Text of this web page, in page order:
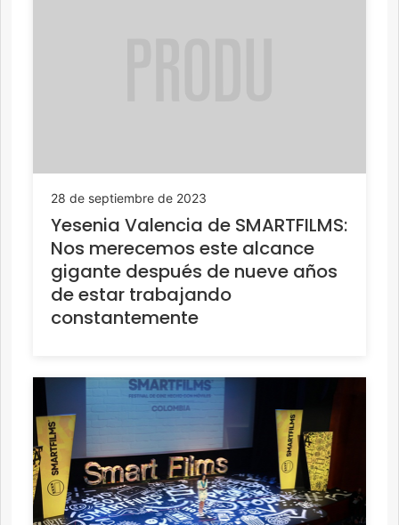
28 de septiembre de 2023
Yesenia Valencia de SMARTFILMS:
Nos merecemos este alcance
gigante después de nueve años
de estar trabajando
constantemente